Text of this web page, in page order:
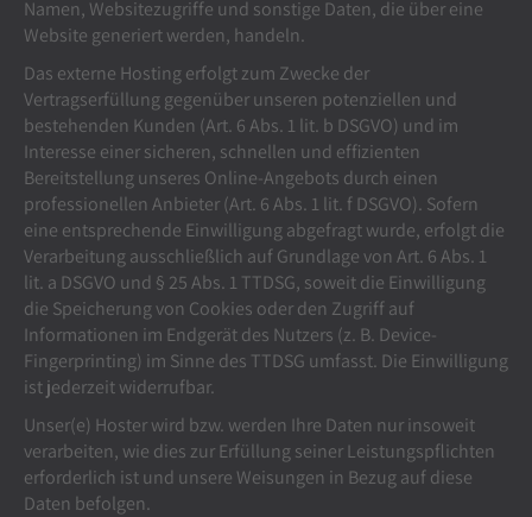
Namen, Websitezugriffe und sonstige Daten, die über eine
Website generiert werden, handeln.
Das externe Hosting erfolgt zum Zwecke der
Vertragserfüllung gegenüber unseren potenziellen und
bestehenden Kunden (Art. 6 Abs. 1 lit. b DSGVO) und im
Interesse einer sicheren, schnellen und effizienten
Bereitstellung unseres Online-Angebots durch einen
professionellen Anbieter (Art. 6 Abs. 1 lit. f DSGVO). Sofern
eine entsprechende Einwilligung abgefragt wurde, erfolgt die
Verarbeitung ausschließlich auf Grundlage von Art. 6 Abs. 1
lit. a DSGVO und § 25 Abs. 1 TTDSG, soweit die Einwilligung
die Speicherung von Cookies oder den Zugriff auf
Informationen im Endgerät des Nutzers (z. B. Device-
Fingerprinting) im Sinne des TTDSG umfasst. Die Einwilligung
ist jederzeit widerrufbar.
Unser(e) Hoster wird bzw. werden Ihre Daten nur insoweit
verarbeiten, wie dies zur Erfüllung seiner Leistungspflichten
erforderlich ist und unsere Weisungen in Bezug auf diese
Daten befolgen.